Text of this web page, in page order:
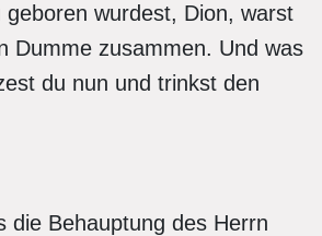
wurdest, Dion, warst
Dumme zusammen. Und was
du nun und trinkst den
die Behauptung des Herrn